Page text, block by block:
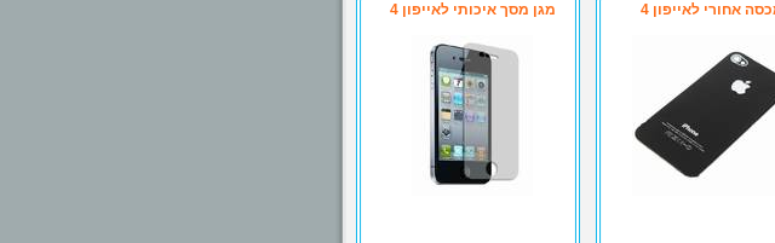
אחורי לאייפון 4 מגן מסך איכותי לאייפון 4